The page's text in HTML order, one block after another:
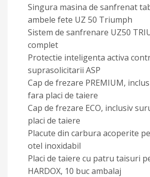
Singura masina de sanfrenat
ambele fete UZ 50 Triumph
Sistem de sanfrenare UZ50
complet
Protectie inteligenta activa
suprasolicitarii ASP
Cap de frezare PREMIUM,
fara placi de taiere
Cap de frezare ECO, inclusiv
placi de taiere
Placute din carbura acoperite
otel inoxidabil
Placi de taiere cu patru taisuri
HARDOX, 10 buc ambalaj